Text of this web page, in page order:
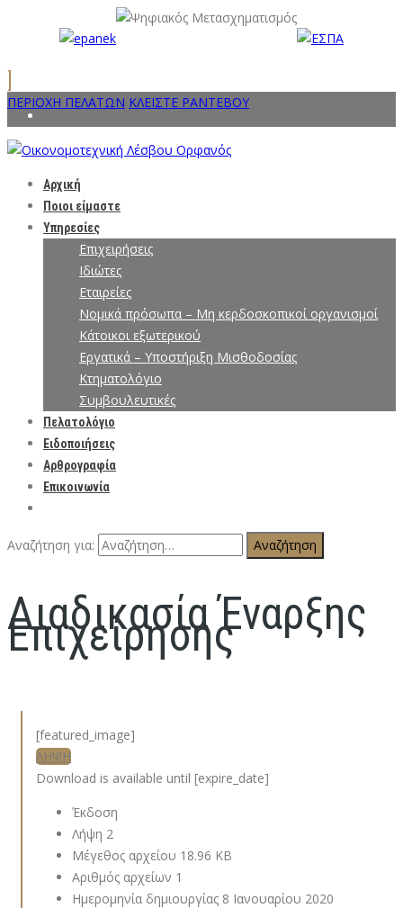
ΠΕΡΙΟΧΗ ΠΕΛΑΤΩΝ ΚΛΕΙΣΤΕ ΡΑΝΤΕΒΟΥ
Αρχική
Ποιοι είμαστε
Υπηρεσίες
Επιχειρήσεις
Ιδιώτες
Εταιρείες
Νομικά πρόσωπα – Μη κερδοσκοπικοί οργανισμοί
Κάτοικοι εξωτερικού
Εργατικά – Υποστήριξη Μισθοδοσίας
Κτηματολόγιο
Συμβουλευτικές
Πελατολόγιο
Ειδοποιήσεις
Αρθρογραφία
Επικοινωνία
Αναζήτηση για:
Διαδικασία Έναρξης
Επιχείρησης
[featured_image]
ΛΗΨΗ
Download is available until [expire_date]
Έκδοση
Λήψη 2
Μέγεθος αρχείου 18.96 KB
Αριθμός αρχείων 1
Ημερομηνία δημιουργίας 8 Ιανουαρίου 2020